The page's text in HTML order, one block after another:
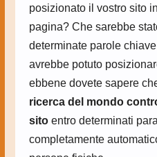
posizionato il vostro sito
pagina? Che sarebbe
determinate parole
avrebbe potuto
ebbene dovete sapere
ricerca del mondo
sitoentro determinati
completamente